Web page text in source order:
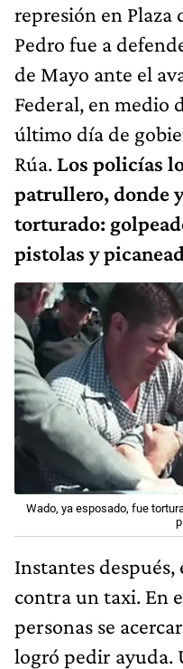
represión en Plaza
Pedro fue a
de Mayo ante el
Federal, en medio
último día de
Rúa. Los policías
patrullero, donde
torturado:
pistolas y
Wado, ya esposado, fue
Instantes
contra un taxi. En
personas se
logró pedir ayuda.